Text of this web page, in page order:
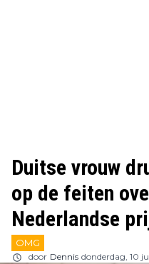
Duitse vrouw
op de feiten
Nederlandse
OMG
door Dennis donderdag, 10